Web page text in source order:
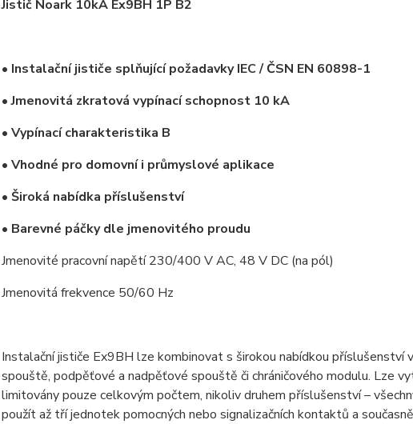
Jistič Noark 10kA Ex9BH 1P B2
• Instalační jističe splňující požadavky IEC / ČSN EN 60898-1
• Jmenovitá zkratová vypínací schopnost 10 kA
• Vypínací charakteristika B
• Vhodné pro domovní i průmyslové aplikace
• Široká nabídka příslušenství
• Barevné páčky dle jmenovitého proudu
Jmenovité pracovní napětí 230/400 V AC, 48 V DC (na pól)
Jmenovitá frekvence 50/60 Hz
Instalační jističe Ex9BH lze kombinovat s širokou nabídkou příslušenství
spouště, podpěťové a nadpěťové spouště či chráničového modulu. Lze
limitovány pouze celkovým počtem, nikoliv druhem příslušenství –
použít až tří jednotek pomocných nebo signalizačních kontaktů a